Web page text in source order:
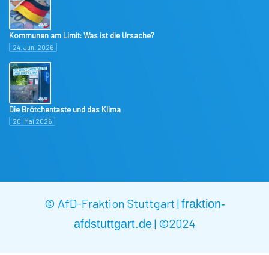
Kommunen am Limit: Was ist die Ursache?
24. Juni 2026
Die Brötchentaste und das Klima
20. Mai 2026
© AfD-Fraktion Stuttgart |fraktion-
afdstuttgart.de| ©2024